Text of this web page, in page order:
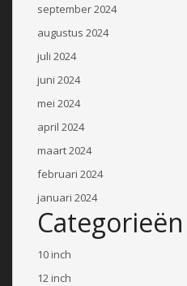
september 2024
augustus 2024
juli 2024
juni 2024
mei 2024
april 2024
maart 2024
februari 2024
januari 2024
Categorieën
10 inch
12 inch